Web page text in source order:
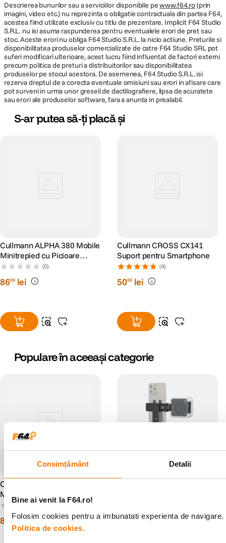
Consimțământ Detalii
Bine ai venit la F64.ro!
Folosim cookies pentru a imbunatati experienta de
Politica de cookies.
Descrierea bunurilor sau a serviciilor disponibile pewww.f64.ro(prin
imagini, video etc.) nu reprezinta o obligatie contractuala din partea F64,
acestea fiind utilizate exclusiv cu titlu de prezentare. Implicit F64 Studio
S.R.L. nu isi asuma raspunderea pentru eventualele erori de pret sau
stoc. Aceste erori nu obliga F64 Studio S.R.L. la nicio actiune. Preturile si
disponibilitatea produselor comercializate de catre F64 Studio SRL pot
suferi modificari ulterioare, acest lucru fiind influentat de factori externi
precum politica de preturi a distribuitorilor sau disponibilitatea
produselor pe stocul acestora. De asemenea, F64 Studio S.R.L. isi
rezerva dreptul de a corecta eventuale omisiuni sau erori in afisare care
pot surveni in urma unor greseli de dactilografiere, lipsa de acuratete
sau erori ale produselor software, fara a anunta in prealabil.
S-ar putea să-ți placă și
Cullmann ALPHA 380 Mobile
Minitrepied cu Picioare
Flexibile Albastru
(0)
8600 lei
Cullmann CROSS CX141
Suport pentru Smartphone
(4)
5000 lei
Populare în aceeași categorie
Cullmann ALPHA 380 Mobile
Minitrepied cu Picioare
Flexibile Albastru
(0)
86 00 lei
Minitrepied cu Suport pentru
Smartphone si Lampa Video
21800 lei